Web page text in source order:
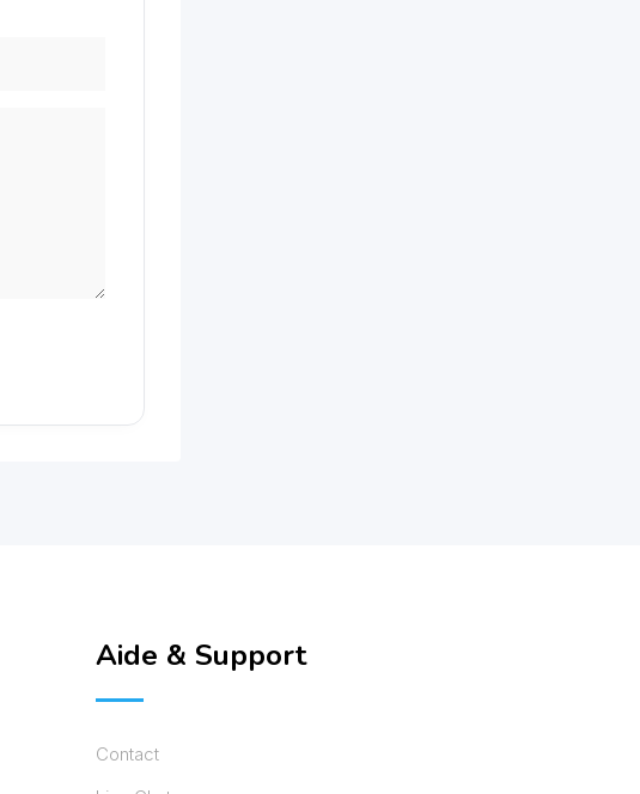
Aide & Support
Contact